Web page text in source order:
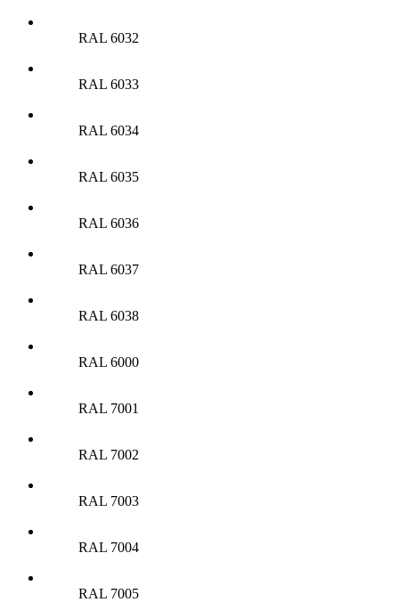
RAL 6032
RAL 6033
RAL 6034
RAL 6035
RAL 6036
RAL 6037
RAL 6038
RAL 6000
RAL 7001
RAL 7002
RAL 7003
RAL 7004
RAL 7005